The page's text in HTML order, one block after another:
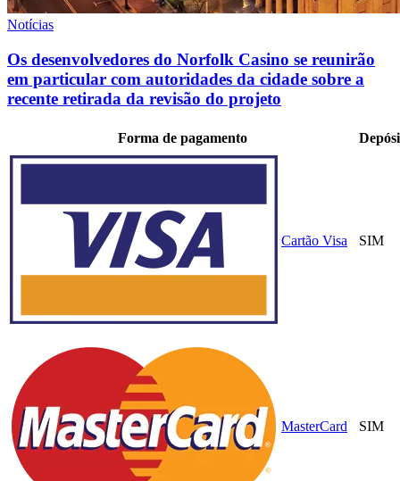
Notícias
Os desenvolvedores do Norfolk Casino se reunirão
em particular com autoridades da cidade sobre a
recente retirada da revisão do projeto
Forma de pagamento
Cartão Visa SIM
MasterCard SIM